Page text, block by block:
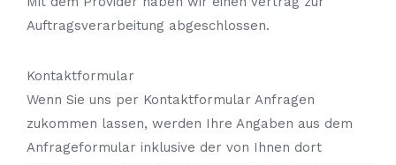
Auftragsverarbeitung abgeschlossen.
Kontaktformular
Wenn Sie uns per Kontaktformular Anfragen
zukommen lassen, werden Ihre Angaben aus dem
Anfrageformular inklusive der von Ihnen dort